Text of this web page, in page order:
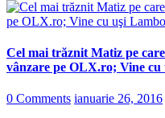
Cel mai trăznit Matiz pe
vânzare pe OLX.ro; Vine cu
0 Comments ianuarie 26, 2016